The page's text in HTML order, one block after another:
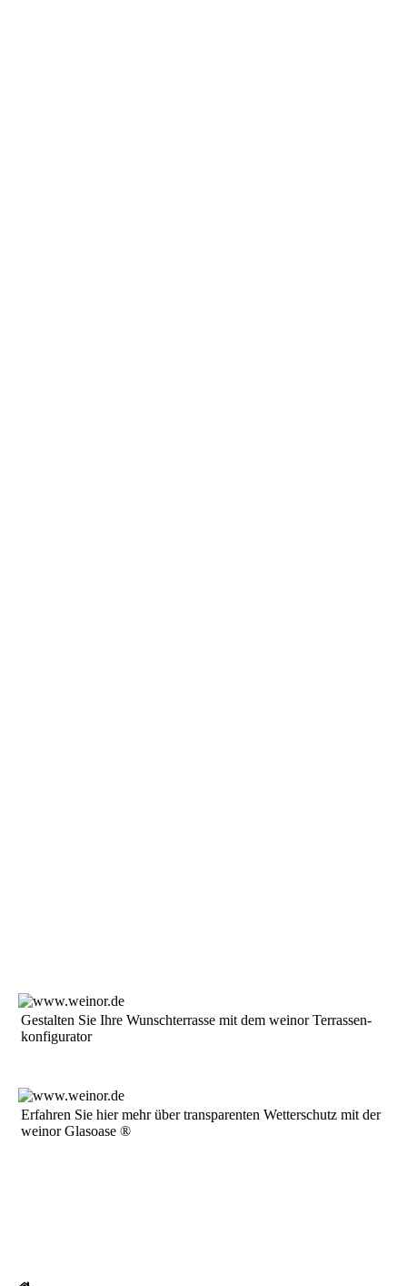
Ge­stal­ten Sie Ih­re Wunsch­ter­ras­se mit dem weinor Ter­ras­sen­
kon­fi­gu­ra­tor
Er­fah­ren Sie hier mehr über trans­pa­ren­ten Wet­ter­schutz mit der
weinor Glas­oase ®